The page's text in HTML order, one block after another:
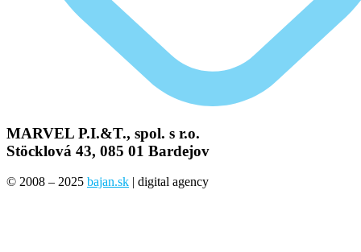
MARVEL P.I.&T., spol. s r.o.
Stöcklová 43, 085 01 Bardejov
© 2008 – 2025 bajan.sk | digital agency